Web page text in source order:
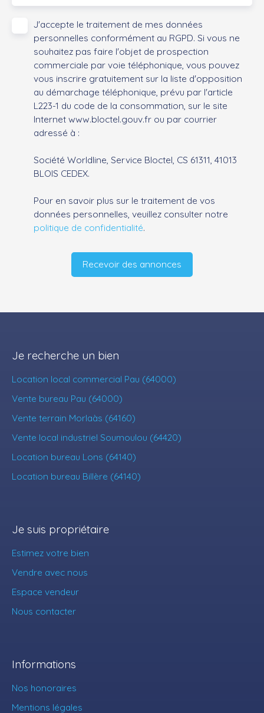
J'accepte le traitement de mes données
personnelles conformément au RGPD. Si vous ne
souhaitez pas faire l'objet de prospection
commerciale par voie téléphonique, vous pouvez
vous inscrire gratuitement sur la liste d'opposition
au démarchage téléphonique, prévu par l'article
L223-1 du code de la consommation, sur le site
Internet www.bloctel.gouv.fr ou par courrier
adressé à :
Société Worldline, Service Bloctel, CS 61311, 41013
BLOIS CEDEX.
Pour en savoir plus sur le traitement de vos
données personnelles, veuillez consulter notre
politique de confidentialité.
Recevoir des annonces
Je recherche un bien
Location local commercial Pau (64000)
Vente bureau Pau (64000)
Vente terrain Morlaàs (64160)
Vente local industriel Soumoulou (64420)
Location bureau Lons (64140)
Location bureau Billère (64140)
Je suis propriétaire
Estimez votre bien
Vendre avec nous
Espace vendeur
Nous contacter
Informations
Nos honoraires
Mentions légales